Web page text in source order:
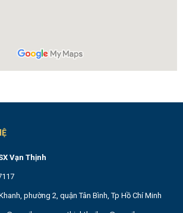
Vạn Thịnh
phường 2, quận Tân Bình, Tp Hồ Chí Minh